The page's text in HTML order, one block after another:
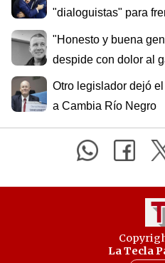
"dialoguistas" para
"Honesto y buena
despide con dolor al
Otro legislador dejó
a Cambia Río Negro
La Tecla